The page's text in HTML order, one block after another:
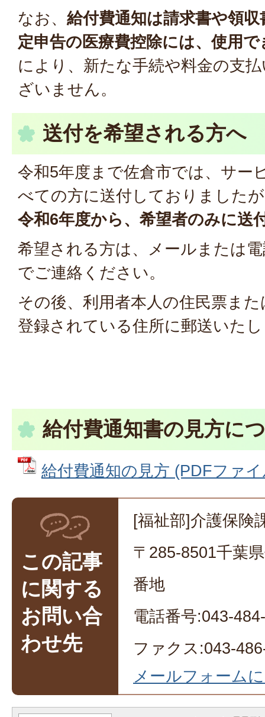
なお、 給付費通知は請求書や領
定申告の医療費控除には、使用
により、新たな手続や料金の支
ざいません。
送付を希望される方へ
令和5年度まで佐倉市では、サー
べての方に送付しておりました
令和6年度から、希望者のみに送
希望される方は、メールまたは
でご連絡ください。
その後、利用者本人の住民票ま
登録されている住所に郵送いた
給付費通知書の見方に
給付費通知の見方 (PDFファ
この記事
に関する
お問い合
わせ先
[福祉部]介護保険
〒285-8501千葉
番地
電話番号:043-
ファクス:043-
メールフォーム